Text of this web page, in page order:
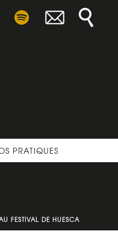
PRATIQUES
FESTIVAL DE HUESCA